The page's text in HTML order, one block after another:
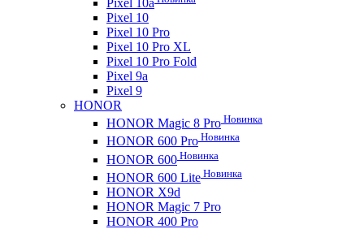
Pixel 10
Pixel 10 Pro
Pixel 10 Pro XL
Pixel 10 Pro Fold
Pixel 9a
Pixel 9
HONOR
HONOR Magic 8 Pro Новинка
HONOR 600 Pro Новинка
HONOR 600 Новинка
HONOR 600 Lite Новинка
HONOR X9d
HONOR Magic 7 Pro
HONOR 400 Pro